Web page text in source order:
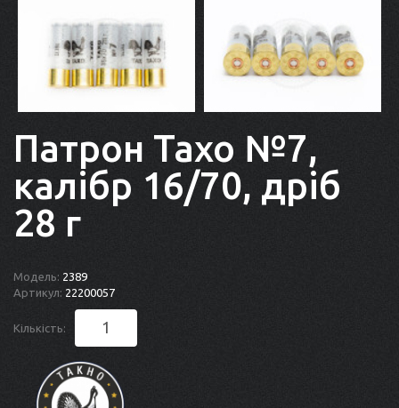
Патрон Тахо №7,
калібр 16/70, дріб
28 г
Модель: 2389
Артикул: 22200057
Кількість: